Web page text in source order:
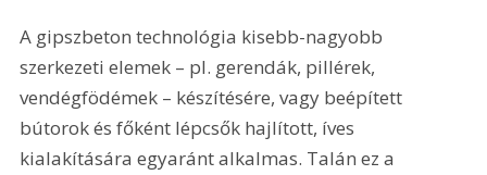
A gipszbeton technológia kisebb-nagyobb
szerkezeti elemek – pl. gerendák, pillérek,
vendégfödémek – készítésére, vagy beépített
bútorok és főként lépcsők hajlított, íves
kialakítására egyaránt alkalmas. Talán ez a